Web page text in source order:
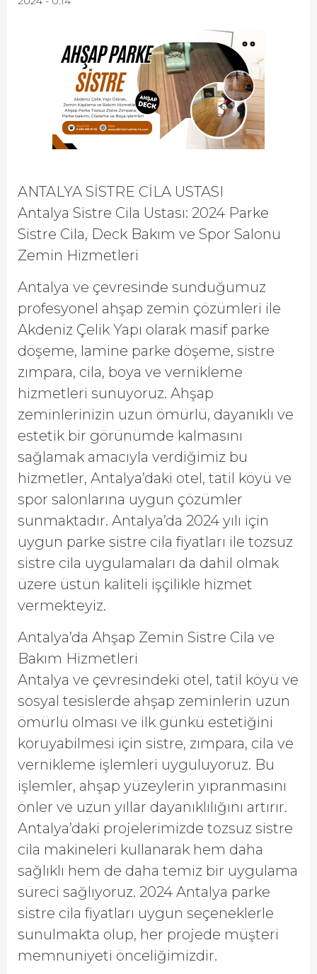
ANTALYA SİSTRE CİLA USTASI
Antalya Sistre Cila Ustası: 2024 Parke
Sistre Cila, Deck Bakım ve Spor Salonu
Zemin Hizmetleri
Antalya ve çevresinde sunduğumuz
profesyonel ahşap zemin çözümleri ile
Akdeniz Çelik Yapı olarak masif parke
döşeme, lamine parke döşeme, sistre
zımpara, cila, boya ve vernikleme
hizmetleri sunuyoruz. Ahşap
zeminlerinizin uzun ömürlü, dayanıklı ve
estetik bir görünümde kalmasını
sağlamak amacıyla verdiğimiz bu
hizmetler, Antalya’daki otel, tatil köyü ve
spor salonlarına uygun çözümler
sunmaktadır. Antalya’da 2024 yılı için
uygun parke sistre cila fiyatları ile tozsuz
sistre cila uygulamaları da dahil olmak
üzere üstün kaliteli işçilikle hizmet
vermekteyiz.
Antalya’da Ahşap Zemin Sistre Cila ve
Bakım Hizmetleri
Antalya ve çevresindeki otel, tatil köyü ve
sosyal tesislerde ahşap zeminlerin uzun
ömürlü olması ve ilk günkü estetiğini
koruyabilmesi için sistre, zımpara, cila ve
vernikleme işlemleri uyguluyoruz. Bu
işlemler, ahşap yüzeylerin yıpranmasını
önler ve uzun yıllar dayanıklılığını artırır.
Antalya’daki projelerimizde tozsuz sistre
cila makineleri kullanarak hem daha
sağlıklı hem de daha temiz bir uygulama
süreci sağlıyoruz. 2024 Antalya parke
sistre cila fiyatları uygun seçeneklerle
sunulmakta olup, her projede müşteri
memnuniyeti önceliğimizdir.